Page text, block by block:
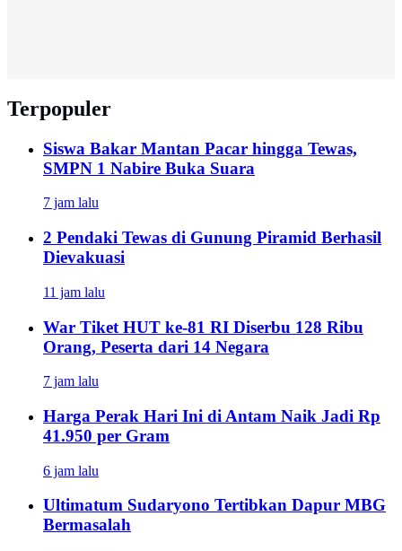
Terpopuler
Siswa Bakar Mantan Pacar hingga Tewas,
SMPN 1 Nabire Buka Suara
7 jam lalu
2 Pendaki Tewas di Gunung Piramid Berhasil
Dievakuasi
11 jam lalu
War Tiket HUT ke-81 RI Diserbu 128 Ribu
Orang, Peserta dari 14 Negara
7 jam lalu
Harga Perak Hari Ini di Antam Naik Jadi Rp
41.950 per Gram
6 jam lalu
Ultimatum Sudaryono Tertibkan Dapur MBG
Bermasalah